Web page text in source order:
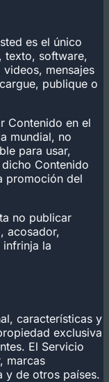
es el único
texto, software,
mensajes
publique o
Contenido en el
mundial, no
para usar,
Contenido
promoción del
no publicar
acosador,
la
características y
exclusiva
El Servicio
marcas
y de otros países.